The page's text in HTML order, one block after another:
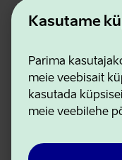
Kasutame
Parima
meie veebisait
kasutada
meie veebilehe